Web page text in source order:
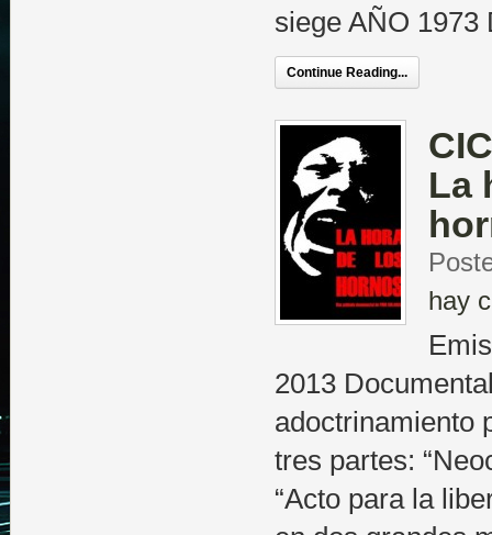
siege AÑO
Continue Reading...
La
hay
2013
adoctrinamiento
tres partes:
“Acto para la